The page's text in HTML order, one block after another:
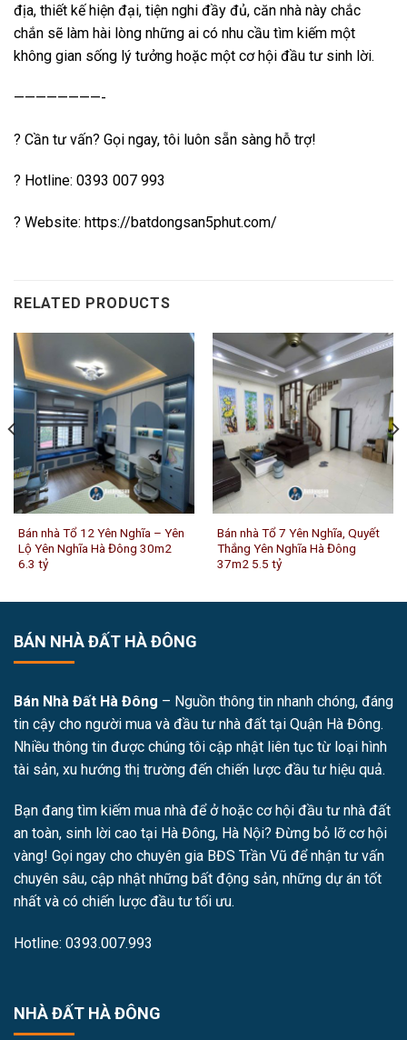
địa, thiết kế hiện đại, tiện nghi đầy đủ, căn nhà này chắc
chắn sẽ làm hài lòng những ai có nhu cầu tìm kiếm một
không gian sống lý tưởng hoặc một cơ hội đầu tư sinh lời.
————————-
? Cần tư vấn? Gọi ngay, tôi luôn sẵn sàng hỗ trợ!
? Hotline: 0393 007 993
? Website: https://batdongsan5phut.com/
RELATED PRODUCTS
Bán nhà Tổ 12 Yên Nghĩa – Yên
Lộ Yên Nghĩa Hà Đông 30m2
6.3 tỷ
Bán nhà Tổ 7 Yên Nghĩa, Quyết
Thắng Yên Nghĩa Hà Đông
37m2 5.5 tỷ
BÁN NHÀ ĐẤT HÀ ĐÔNG
Bán Nhà Đất Hà Đông – Nguồn thông tin nhanh chóng, đáng
tin cậy cho người mua và đầu tư nhà đất tại Quận Hà Đông.
Nhiều thông tin được chúng tôi cập nhật liên tục từ loại hình
tài sản, xu hướng thị trường đến chiến lược đầu tư hiệu quả.
Bạn đang tìm kiếm mua nhà để ở hoặc cơ hội đầu tư nhà đất
an toàn, sinh lời cao tại Hà Đông, Hà Nội? Đừng bỏ lỡ cơ hội
vàng! Gọi ngay cho chuyên gia BĐS Trần Vũ để nhận tư vấn
chuyên sâu, cập nhật những bất động sản, những dự án tốt
nhất và có chiến lược đầu tư tối ưu.
Hotline: 0393.007.993
NHÀ ĐẤT HÀ ĐÔNG